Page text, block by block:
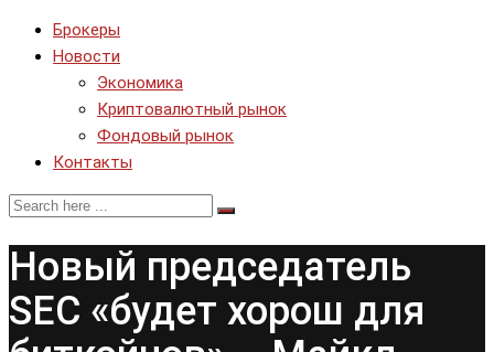
Брокеры
Новости
Экономика
Криптовалютный рынок
Фондовый рынок
Контакты
Новый председатель
SEC «будет хорош для